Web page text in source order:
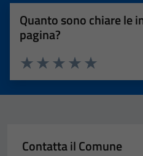
Quanto sono chiare le
pagina?
Valuta 5
Valuta 4 stelle su
Valuta 3 stelle su 5
Valuta 2 stelle su 5
Valuta 1 stelle su 5
Contatta il Comune